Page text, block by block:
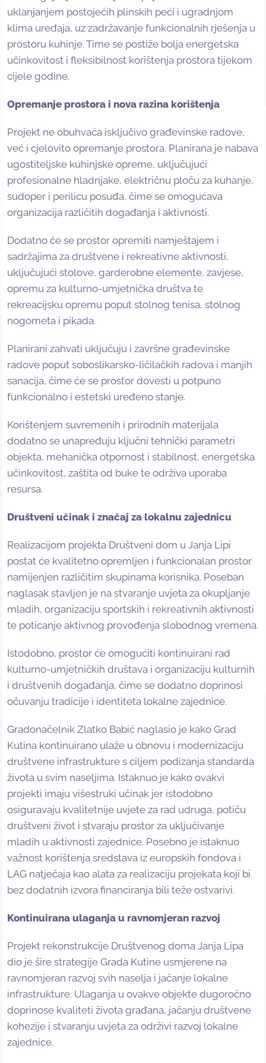
uklanjanjem postojećih plinskih peći i ugradnjom
klima uređaja, uz zadržavanje funkcionalnih rješenja u
prostoru kuhinje. Time se postiže bolja energetska
učinkovitost i fleksibilnost korištenja prostora tijekom
cijele godine.
Opremanje prostora i nova razina korištenja
Projekt ne obuhvaća isključivo građevinske radove,
već i cjelovito opremanje prostora. Planirana je nabava
ugostiteljske kuhinjske opreme, uključujući
profesionalne hladnjake, električnu ploču za kuhanje,
sudoper i perilicu posuđa, čime se omogućava
organizacija različitih događanja i aktivnosti.
Dodatno će se prostor opremiti namještajem i
sadržajima za društvene i rekreativne aktivnosti,
uključujući stolove, garderobne elemente, zavjese,
opremu za kulturno-umjetnička društva te
rekreacijsku opremu poput stolnog tenisa, stolnog
nogometa i pikada.
Planirani zahvati uključuju i završne građevinske
radove poput soboslikarsko-ličilačkih radova i manjih
sanacija, čime će se prostor dovesti u potpuno
funkcionalno i estetski uređeno stanje.
Korištenjem suvremenih i prirodnih materijala
dodatno se unapređuju ključni tehnički parametri
objekta, mehanička otpornost i stabilnost, energetska
učinkovitost, zaštita od buke te održiva uporaba
resursa.
Društveni učinak i značaj za lokalnu zajednicu
Realizacijom projekta Društveni dom u Janja Lipi
postat će kvalitetno opremljen i funkcionalan prostor
namijenjen različitim skupinama korisnika. Poseban
naglasak stavljen je na stvaranje uvjeta za okupljanje
mladih, organizaciju sportskih i rekreativnih aktivnosti
te poticanje aktivnog provođenja slobodnog vremena.
Istodobno, prostor će omogućiti kontinuirani rad
kulturno-umjetničkih društava i organizaciju kulturnih
i društvenih događanja, čime se dodatno doprinosi
očuvanju tradicije i identiteta lokalne zajednice.
Gradonačelnik Zlatko Babić naglasio je kako Grad
Kutina kontinuirano ulaže u obnovu i modernizaciju
društvene infrastrukture s ciljem podizanja standarda
života u svim naseljima. Istaknuo je kako ovakvi
projekti imaju višestruki učinak jer istodobno
osiguravaju kvalitetnije uvjete za rad udruga, potiču
društveni život i stvaraju prostor za uključivanje
mladih u aktivnosti zajednice. Posebno je istaknuo
važnost korištenja sredstava iz europskih fondova i
LAG natječaja kao alata za realizaciju projekata koji bi
bez dodatnih izvora financiranja bili teže ostvarivi.
Kontinuirana ulaganja u ravnomjeran razvoj
Projekt rekonstrukcije Društvenog doma Janja Lipa
dio je šire strategije Grada Kutine usmjerene na
ravnomjeran razvoj svih naselja i jačanje lokalne
infrastrukture. Ulaganja u ovakve objekte dugoročno
doprinose kvaliteti života građana, jačanju društvene
kohezije i stvaranju uvjeta za održivi razvoj lokalne
zajednice.